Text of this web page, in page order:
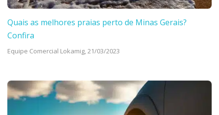
Quais as melhores praias perto de Minas Gerais?
Confira
Equipe Comercial Lokamig,21/03/2023